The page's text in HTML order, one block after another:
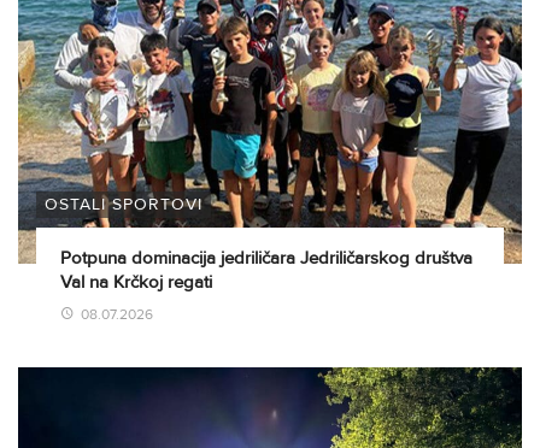
OSTALI SPORTOVI
Potpuna dominacija jedriličara Jedriličarskog društva
Val na Krčkoj regati
08.07.2026